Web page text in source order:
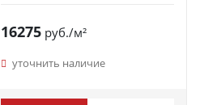
16275руб./м²
уточнить наличие